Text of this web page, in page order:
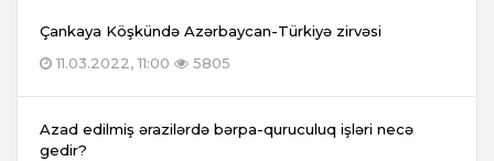
Çankaya Köşkündə Azərbaycan-Türkiyə zirvəsi
11.03.2022, 11:00
5805
Azad edilmiş ərazilərdə bərpa-quruculuq işləri necə
gedir?